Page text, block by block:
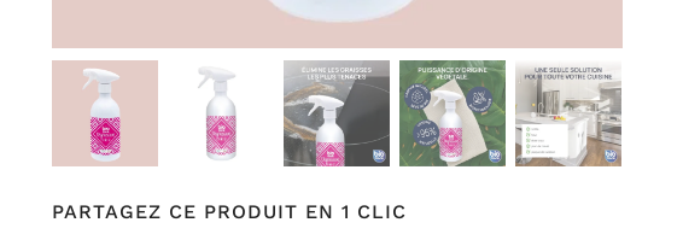
PARTAGEZ CE PRODUIT EN 1 CLIC